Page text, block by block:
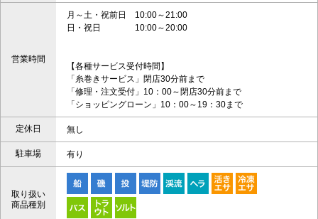
営業時間
月～土・祝前日 10:00～21:00
日・祝日 10:00～20:00
【各種サービス受付時間】
「糸巻きサービス」閉店30分前まで
「修理・注文受付」10：00～閉店30分前まで
「ショッピングローン」10：00～19：30まで
定休日 無し
駐車場 有り
取り扱い
商品種別